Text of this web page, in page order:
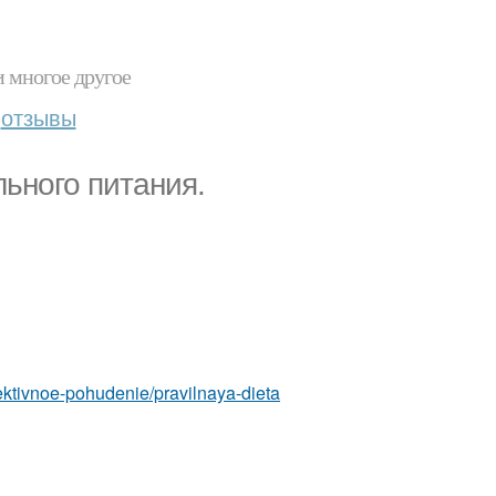
другое
отзывы
питания.
pohudenie/pravilnaya-dieta